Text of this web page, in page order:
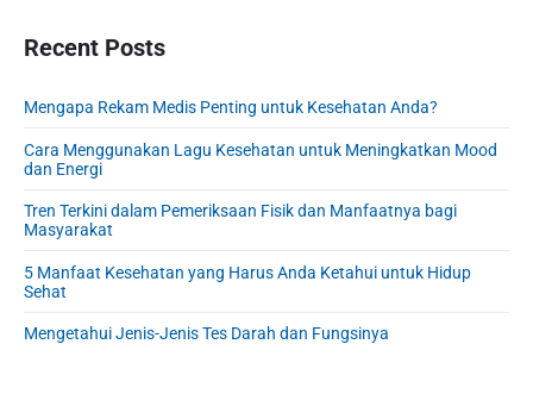
n
r
i
d
e
a
r
Recent Posts
Mengapa Rekam Medis Penting untuk Kesehatan Anda?
Cara Menggunakan Lagu Kesehatan untuk Meningkatkan Mood
dan Energi
Tren Terkini dalam Pemeriksaan Fisik dan Manfaatnya bagi
Masyarakat
5 Manfaat Kesehatan yang Harus Anda Ketahui untuk Hidup
Sehat
Mengetahui Jenis-Jenis Tes Darah dan Fungsinya